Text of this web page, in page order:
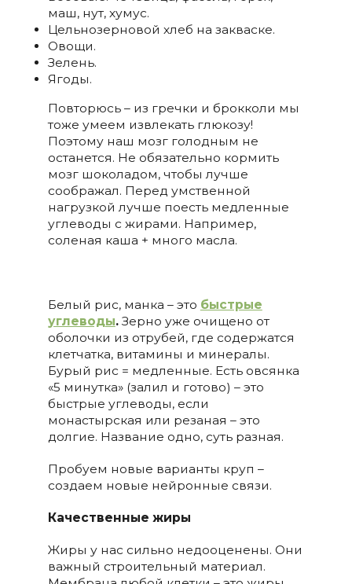
маш, нут, хумус.
Цельнозерновой хлеб на закваске.
Овощи.
Зелень.
Ягоды.
Повторюсь – из гречки и брокколи мы
тоже умеем извлекать глюкозу!
Поэтому наш мозг голодным не
останется. Не обязательно кормить
мозг шоколадом, чтобы лучше
соображал. Перед умственной
нагрузкой лучше поесть медленные
углеводы с жирами. Например,
соленая каша + много масла.
Белый рис, манка – это быстрые
углеводы.Зерно уже очищено от
оболочки из отрубей, где содержатся
клетчатка, витамины и минералы.
Бурый рис = медленные. Есть овсянка
«5 минутка» (залил и готово) – это
быстрые углеводы, если
монастырская или резаная – это
долгие. Название одно, суть разная.
Пробуем новые варианты круп –
создаем новые нейронные связи.
Качественные жиры
Жиры у нас сильно недооценены. Они
важный строительный материал.